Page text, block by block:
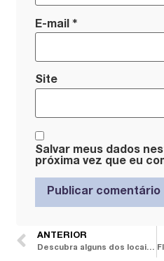
E-mail*
Site
Salvar meus dados
próxima vez que eu
ANTERIOR
Descubra alguns dos locais, marcas e criativos confirmados na DW! Semana de Design de São Paulo